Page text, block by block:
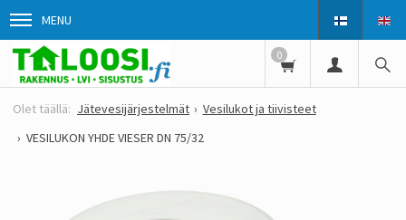
MENU
0
Jätevesijärjestelmät
Vesilukot ja tiivisteet
VESILUKON YHDE VIESER DN 75/32